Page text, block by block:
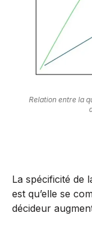
Relation entre la
La spécificité de
est qu’elle se
décideur